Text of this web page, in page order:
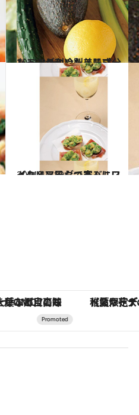
2011.8.16
レモンが利いた美肌成分たっぷりの冷製スープ
ビューティ＆ヘルス
2011.10.19
イタリア風おつまみにワイン＆ソーダで家バル!?
グルメ
・トスカーナの郷土料理の手法で満喫！ ヴァシュロン・コンスタンタ